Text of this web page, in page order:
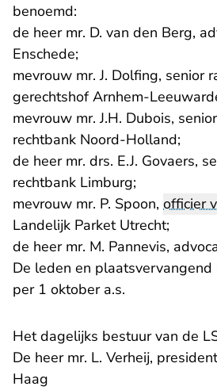
benoemd:
de heer mr. D. van den Berg,
Enschede;
mevrouw mr. J. Dolfing, senior
gerechtshof Arnhem-
mevrouw mr. J.H. Dubois,
rechtbank Noord-Holland;
de heer mr. drs. E.J. Govaers,
rechtbank Limburg;
mevrouw mr. P. Spoon, officier
Landelijk Parket Utrecht;
de heer mr. M. Pannevis,
De leden en
per 1 oktober a.s.
Het dagelijks bestuur van de
De heer mr. L. Verheij,
Haag